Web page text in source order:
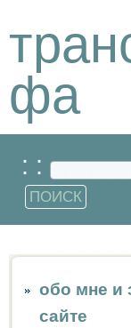
фа
: :
обо мне и
сайте